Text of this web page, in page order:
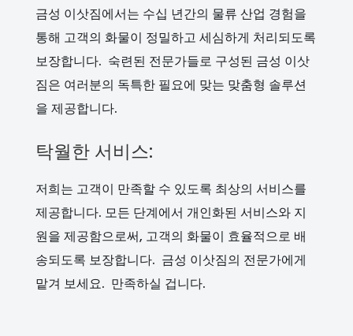
금성 이삿짐에서는 수십 년간의 물류 산업 경험을
통해 고객의 화물이 정밀하고 세심하게 처리되도록
보장합니다. 숙련된 전문가들로 구성된 금성 이삿
짐은 여러분의 독특한 필요에 맞는 맞춤형 솔루션
을 제공합니다.
탁월한 서비스:
저희는 고객이 만족할 수 있도록 최상의 서비스를
제공합니다. 모든 단계에서 개인화된 서비스와 지
원을 제공함으로써, 고객의 화물이 효율적으로 배
송되도록 보장합니다. 금성 이삿짐의 전문가에게
맡겨 보세요. 만족하실 겁니다.